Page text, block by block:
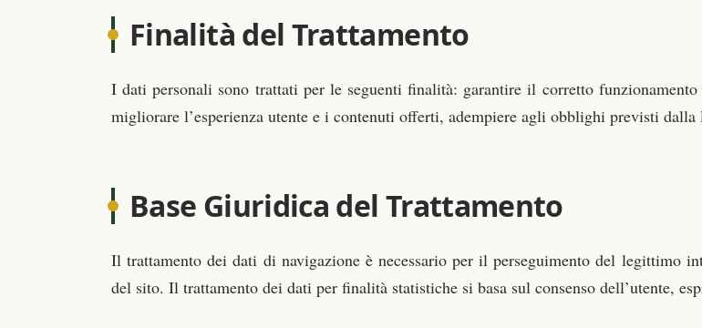
Finalità del Trattamento
I dati personali sono trattati per le seguenti finalità: garantire il corretto
migliorare l’esperienza utente e i contenuti offerti, adempiere agli obblighi previsti
Base Giuridica del Trattamento
Il trattamento dei dati di navigazione è necessario per il perseguimento del legittimo
del sito. Il trattamento dei dati per finalità statistiche si basa sul consenso dell’utente,